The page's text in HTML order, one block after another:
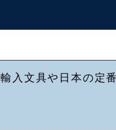
輸入文具や日本の定